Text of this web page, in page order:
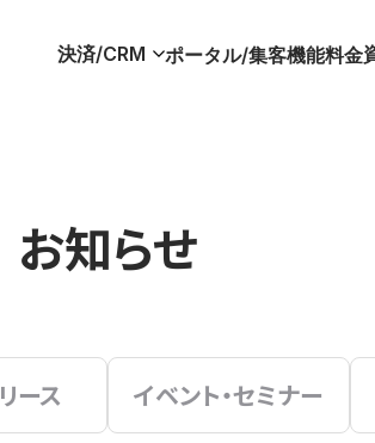
決済/CRM ポータル/集客機能料金
お知らせ
ース イベント・セミナー